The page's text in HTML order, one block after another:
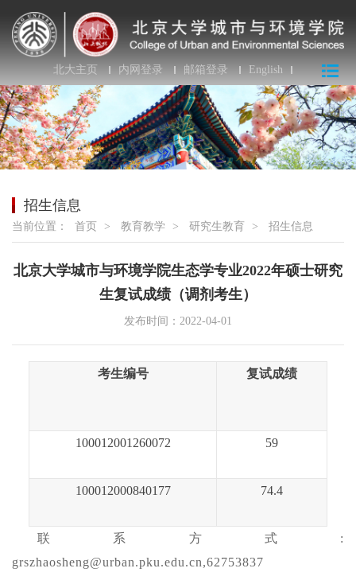
北大主页 内网登录 邮箱登录 English
招生信息
当前位置： 首页 > 教育教学 > 研究生教育 > 招生信息
北京大学城市与环境学院生态学专业2022年硕士研究
生复试成绩（调剂考生）
发布时间：2022-04-01
考生编号 复试成绩
100012001260072 59
100012000840177 74.4
联系方式 :
grszhaosheng@urban.pku.edu.cn,62753837